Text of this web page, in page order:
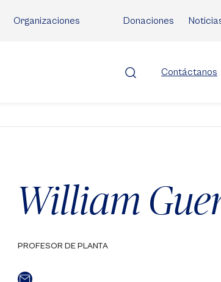
Organizaciones Donaciones
Contáctanos
William
PROFESOR DE PLANTA